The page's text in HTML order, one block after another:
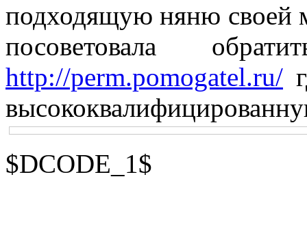
подходящую няню своей
посоветовала
http://perm.pomogatel.ru/
$DCODE_1$